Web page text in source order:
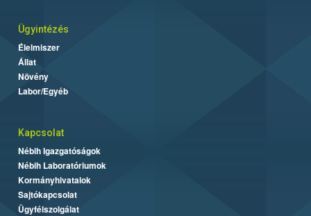
Ügyintézés
Élelmiszer
Állat
Növény
Labor/Egyéb
Kapcsolat
Nébih Igazgatóságok
Nébih Laboratóriumok
Kormányhivatalok
Sajtókapcsolat
Ügyfélszolgálat